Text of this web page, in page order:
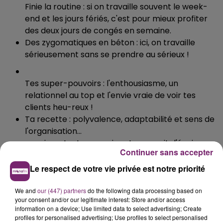
Finie la routine : si on travaille souvent le week-
end et les jours fériés, c'est pour mieux profiter
des deux jours de congés en semaine.
Des zygomatiques en béton : ici, on travaille
sérieusement sans se prendre au sérieux !
Tes super-pouvoirs : l'enthousiasme, un
relationnel au top et l'envie vraie de voir tes
clients heu-reux !
Ta recette : polyvalence, adaptabilité et sens de
l'organisation...
... mais surtout, un sourire et un esprit d'équipe
Et si en plus, tu as une formation ou une expérience en
boulangerie ou en hôtellerie-restauration ? Là, c'est la
cerise sur le gâteau !
https://lamiecaline-recrute.com/?
Le respect de votre vie privée est notre priorité
We and our (447) partnersdo the following data processing based on
your consent and/or our legitimate interest: Store and/or access
information on a device; Use limited data to select advertising; Create
profiles for personalised advertising; Use profiles to select personalised
Continuer sans accepter